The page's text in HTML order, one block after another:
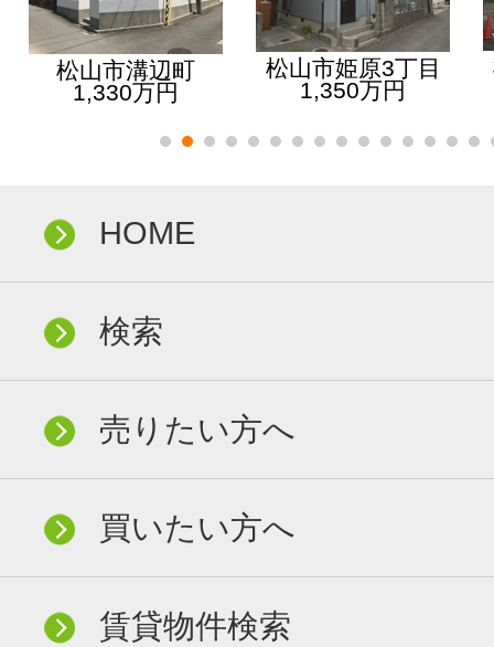
松山市溝辺町
1,330万円
松山市姫原3丁目
1,350万円
HOME
検索
売りたい方へ
買いたい方へ
賃貸物件検索